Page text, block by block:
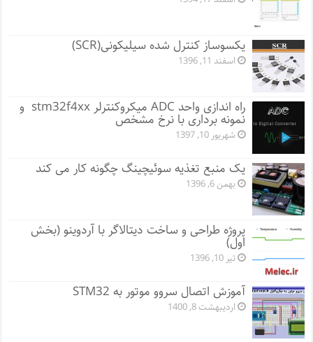
یکسوساز کنترل شده سیلیکونی(SCR)
اسفند 11, 1396
راه اندازی واحد ADC میکروکنترلر stm32f4xx و
نمونه برداری با نرخ مشخص
شهریور 10, 1397
یک منبع تغذیه سوئیچینگ چگونه کار می کند
بهمن 6, 1396
پروژه طراحی و ساخت دیتالاگر با آردوینو (بخش
اول)
تیر 10, 1396
آموزش اتصال سروو موتور به STM32
اردیبهشت 8, 1400